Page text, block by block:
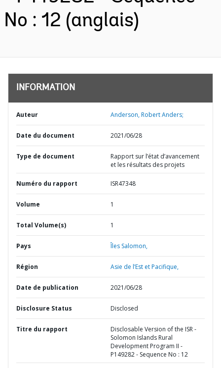
No : 12 (anglais)
INFORMATION
Auteur Anderson, Robert Anders;
Date du document 2021/06/28
Type de document
Rapport sur l’état d’avancement
et les résultats des projets
Numéro du rapport ISR47348
Volume 1
Total Volume(s) 1
Pays Îles Salomon,
Région Asie de l’Est et Pacifique,
Date de publication 2021/06/28
Disclosure Status Disclosed
Titre du rapport
Disclosable Version of the ISR -
Solomon Islands Rural
Development Program II -
P149282 - Sequence No : 12